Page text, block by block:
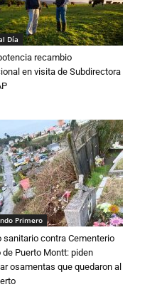
Día
recambio
en visita de Subdirectora
Primero
sanitario contra Cementerio
de Puerto Montt: piden
osamentas que quedaron al